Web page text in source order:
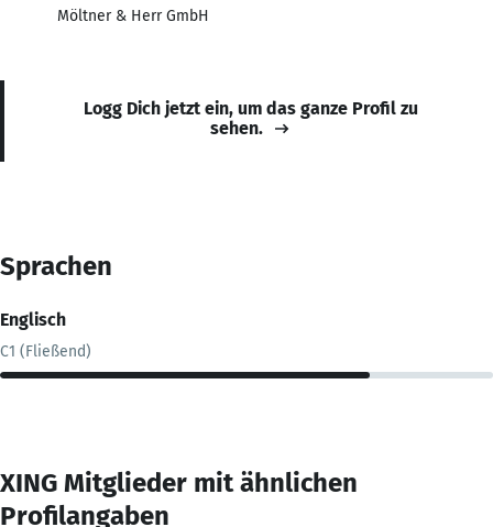
Möltner & Herr GmbH
Logg Dich jetzt ein, um das ganze Profil zu
sehen.
Sprachen
Englisch
C1 (Fließend)
XING Mitglieder mit ähnlichen
Profilangaben